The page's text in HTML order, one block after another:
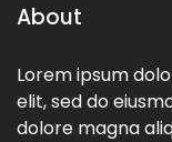
About
Lorem ipsum
elit, sed do
dolore magna